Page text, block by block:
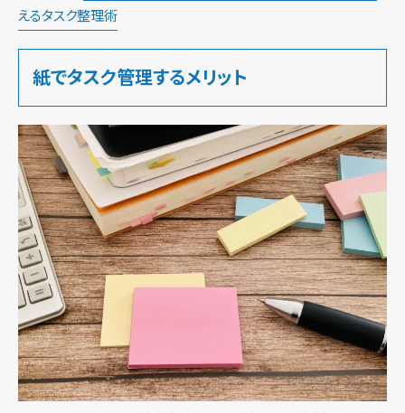
えるタスク整理術
紙でタスク管理するメリット